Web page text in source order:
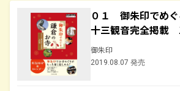
０１ 御朱印でめ
十三観音完全掲載
御朱印
2019.08.07 発売